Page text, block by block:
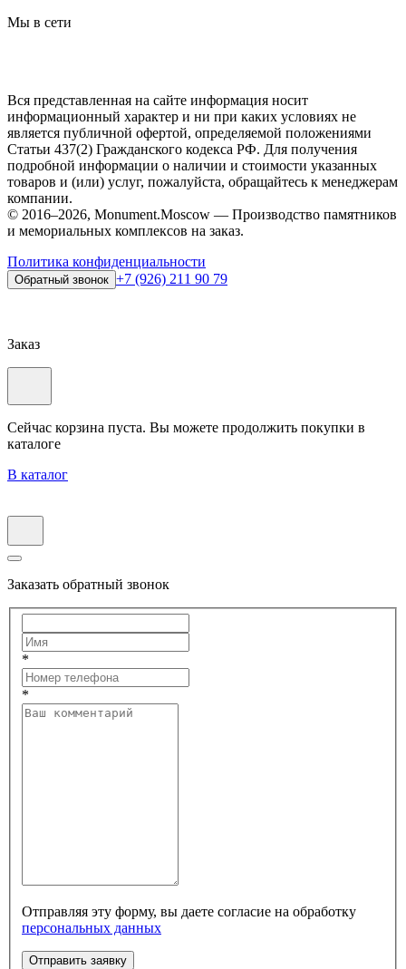
Мы в сети
Вся представленная на сайте информация носит
информационный характер и ни при каких условиях не
является публичной офертой, определяемой положениями
Статьи 437(2) Гражданского кодекса РФ. Для получения
подробной информации о наличии и стоимости указанных
товаров и (или) услуг, пожалуйста, обращайтесь к менеджерам
компании.
© 2016–2026, Monument.Moscow — Производство памятников
и мемориальных комплексов на заказ.
Политика конфиденциальности
Обратный звонок +7 (926) 211 90 79
Заказ
Сейчас корзина пуста. Вы можете продолжить покупки в
каталоге
В каталог
Заказать обратный звонок
*
*
Отправляя эту форму, вы даете согласие на обработку
персональных данных
Отправить заявку